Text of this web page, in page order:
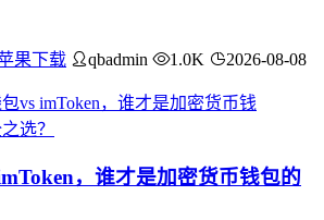
果下载 qbadmin 1.0K 2026-08-08
，谁才是加密货币钱包的